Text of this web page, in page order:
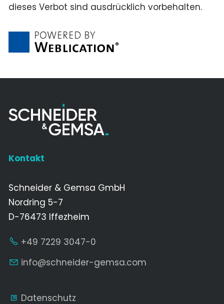
dieses Verbot sind ausdrücklich vorbehalten.
Kontakt
Schneider & Gemsa GmbH
Nordring 5-7
D-76473 Iffezheim
+49 7229 3047-0
nf
schn d r-g ms c m
Datenschutz